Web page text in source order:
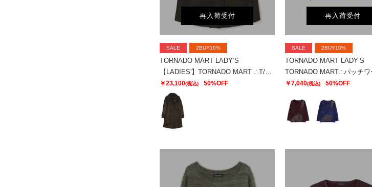
再入荷受付
SALE 2BUY10%
TORNADO MART LADY’S
￥23,100(税込) 50%OFF
再入荷受付
SALE 2BUY10%
TORNADO MART LADY’S
￥7,040(税込) 50%OFF